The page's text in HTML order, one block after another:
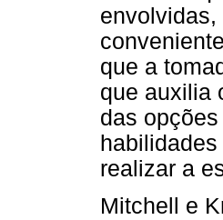
que a
que auxilia
das
realizar a
Mitchell e